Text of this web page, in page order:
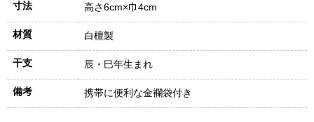
寸法 高さ6cm×巾4cm
材質 白檀製
干支 辰・巳年生まれ
備考 携帯に便利な金襴袋付き